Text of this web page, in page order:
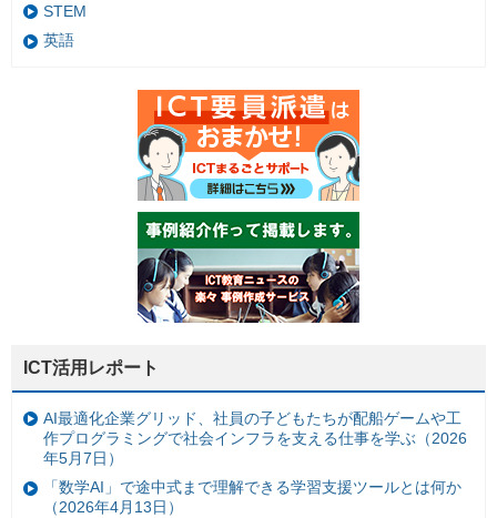
STEM
英語
ICT活用レポート
AI最適化企業グリッド、社員の子どもたちが配船ゲームや工
作プログラミングで社会インフラを支える仕事を学ぶ（2026
年5月7日）
「数学AI」で途中式まで理解できる学習支援ツールとは何か
（2026年4月13日）